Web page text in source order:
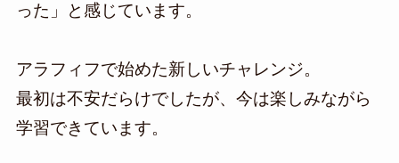
った」と感じています。
アラフィフで始めた新しいチャレンジ。
最初は不安だらけでしたが、今は楽しみながら
学習できています。